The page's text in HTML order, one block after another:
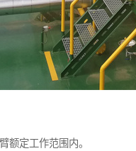
额定工作范围内。